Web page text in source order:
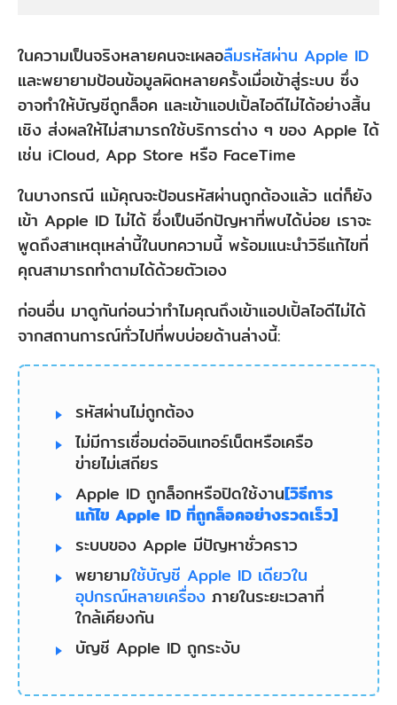
ในความเป็นจริงหลายคนจะเผลอลืมรหัสผ่าน Apple ID
และพยายามป้อนข้อมูลผิดหลายครั้งเมื่อเข้าสู่ระบบ ซึ่ง
อาจทำให้บัญชีถูกล็อค และเข้าแอปเปิ้ลไอดีไม่ได้อย่างสิ้น
เชิง ส่งผลให้ไม่สามารถใช้บริการต่าง ๆ ของ Apple ได้
เช่น iCloud, App Store หรือ FaceTime
ในบางกรณี แม้คุณจะป้อนรหัสผ่านถูกต้องแล้ว แต่ก็ยัง
เข้า Apple ID ไม่ได้ ซึ่งเป็นอีกปัญหาที่พบได้บ่อย เราจะ
พูดถึงสาเหตุเหล่านี้ในบทความนี้ พร้อมแนะนำวิธีแก้ไขที่
คุณสามารถทำตามได้ด้วยตัวเอง
ก่อนอื่น มาดูกันก่อนว่าทำไมคุณถึงเข้าแอปเปิ้ลไอดีไม่ได้
จากสถานการณ์ทั่วไปที่พบบ่อยด้านล่างนี้:
รหัสผ่านไม่ถูกต้อง
ไม่มีการเชื่อมต่ออินเทอร์เน็ตหรือเครือ
ข่ายไม่เสถียร
Apple ID ถูกล็อกหรือปิดใช้งาน[วิธีการ
แก้ไข Apple ID ที่ถูกล็อคอย่างรวดเร็ว]
ระบบของ Apple มีปัญหาชั่วคราว
พยายามใช้บัญชี Apple ID เดียวใน
อุปกรณ์หลายเครื่อง ภายในระยะเวลาที่
ใกล้เคียงกัน
บัญชี Apple ID ถูกระงับ